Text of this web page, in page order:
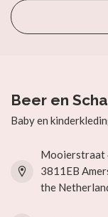
Beer en
Baby en
Mooierstraat
3811EB
the